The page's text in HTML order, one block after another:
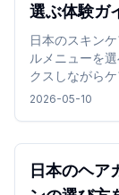
選ぶ体験ガ
日本のスキン
ルメニューを
クスしながら
の雰囲気を確
2026-05-10
日本のヘア